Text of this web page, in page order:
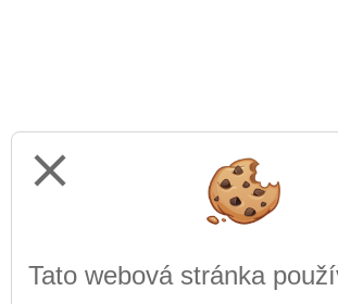
close
Tato webová stránka